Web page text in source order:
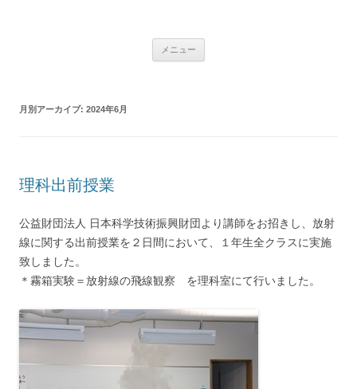
プ
室蘭高等学校
メニュー
月別アーカイブ: 2024年6月
理科出前授業
公益財団法人 日本科学技術振興財団より講師をお招きし、放射
線に関する出前授業を２日間において、１年生全クラスに実施
致しました。
＊霧箱実験＝放射線の飛線観察 を理科室にて行いました。